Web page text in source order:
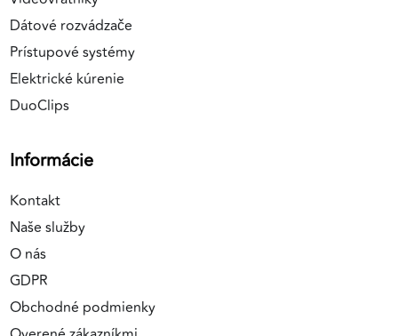
Dátové rozvádzače
Prístupové systémy
Elektrické kúrenie
DuoClips
Informácie
Kontakt
Naše služby
O nás
GDPR
Obchodné podmienky